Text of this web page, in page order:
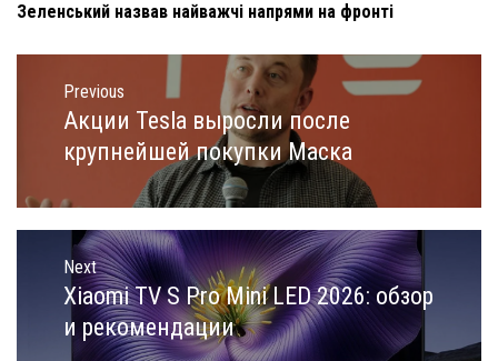
Зеленський назвав найважчі напрями на фронті
Навигация
записям
Previous
Previous
post:
Акции Tesla выросли после
крупнейшей покупки Маска
Next
Next
post:
Xiaomi TV S Pro Mini LED 2026: обзор
и рекомендации